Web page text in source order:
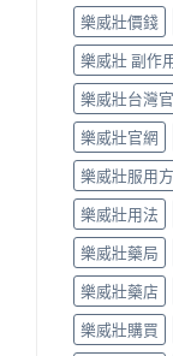
樂威壯價錢
樂威壯 副作
樂威壯台灣
樂威壯官網
樂威壯服用
樂威壯用法
樂威壯藥局
樂威壯藥店
樂威壯購買